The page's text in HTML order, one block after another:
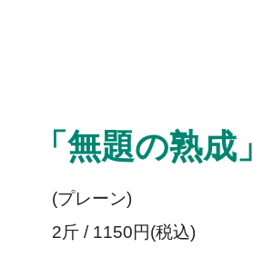
「無題の熟成」
(プレーン)
2斤 / 1150円(税込)